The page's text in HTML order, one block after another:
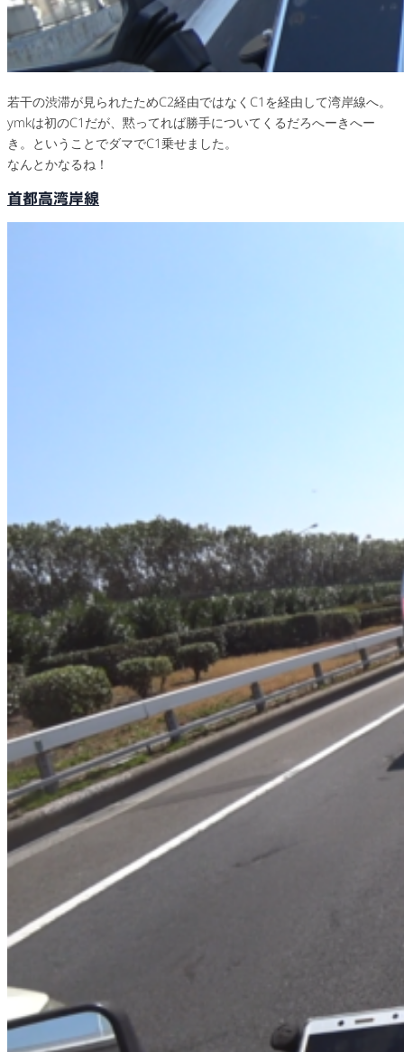
若干の渋滞が見られたためC2経由ではなくC1を経由して湾岸線へ。
ymkは初のC1だが、黙ってれば勝手についてくるだろへーきへー
き。ということでダマでC1乗せました。
なんとかなるね！
首都高湾岸線